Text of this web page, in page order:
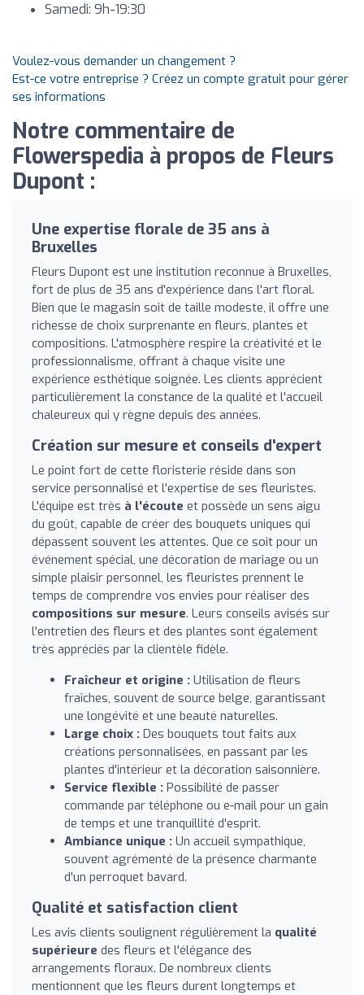
Samedi: 9h-19:30
Voulez-vous demander un changement ?
Est-ce votre entreprise ? Créez un compte gratuit pour gérer
ses informations
Notre commentaire de
Flowerspedia à propos de Fleurs
Dupont :
Une expertise florale de 35 ans à
Bruxelles
Fleurs Dupont est une institution reconnue à Bruxelles,
fort de plus de 35 ans d'expérience dans l'art floral.
Bien que le magasin soit de taille modeste, il offre une
richesse de choix surprenante en fleurs, plantes et
compositions. L'atmosphère respire la créativité et le
professionnalisme, offrant à chaque visite une
expérience esthétique soignée. Les clients apprécient
particulièrement la constance de la qualité et l'accueil
chaleureux qui y règne depuis des années.
Création sur mesure et conseils d'expert
Le point fort de cette floristerie réside dans son
service personnalisé et l'expertise de ses fleuristes.
L'équipe est très à l'écoute et possède un sens aigu
du goût, capable de créer des bouquets uniques qui
dépassent souvent les attentes. Que ce soit pour un
événement spécial, une décoration de mariage ou un
simple plaisir personnel, les fleuristes prennent le
temps de comprendre vos envies pour réaliser des
compositions sur mesure. Leurs conseils avisés sur
l'entretien des fleurs et des plantes sont également
très appréciés par la clientèle fidèle.
Fraîcheur et origine : Utilisation de fleurs
fraîches, souvent de source belge, garantissant
une longévité et une beauté naturelles.
Large choix : Des bouquets tout faits aux
créations personnalisées, en passant par les
plantes d'intérieur et la décoration saisonnière.
Service flexible : Possibilité de passer
commande par téléphone ou e-mail pour un gain
de temps et une tranquillité d'esprit.
Ambiance unique : Un accueil sympathique,
souvent agrémenté de la présence charmante
d'un perroquet bavard.
Qualité et satisfaction client
Les avis clients soulignent régulièrement la qualité
supérieure des fleurs et l'élégance des
arrangements floraux. De nombreux clients
mentionnent que les fleurs durent longtemps et